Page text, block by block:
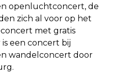
openluchtconcert, de
zich al voor op het
met gratis
een concert bij
wandelconcert door